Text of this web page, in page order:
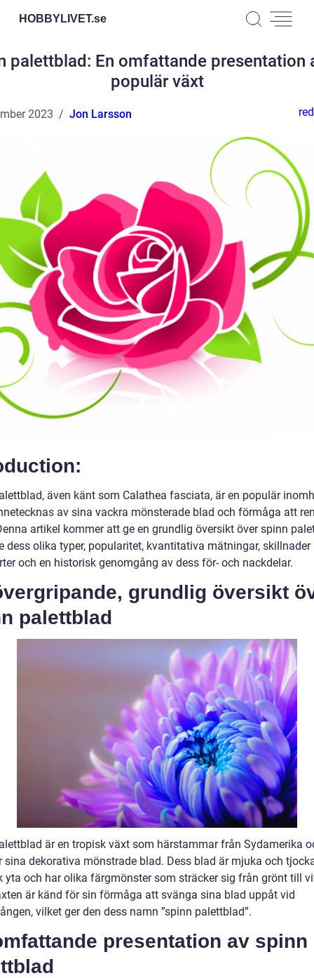
HOBBYLIVET.se
palettblad: En omfattande presentation
populär växt
2023 Jon Larsson
även känt som Calathea fasciata, är en populär
av sina vackra mönsterade blad och förmåga att
artikel kommer att ge en grundlig översikt över spinn
dess olika typer, popularitet, kvantitativa mätningar, skillnader
och en historisk genomgång av dess för- och nackdelar.
grundlig översikt
palettblad
är en tropisk växt som härstammar från Sydamerika
sina dekorativa mönstrade blad. Dess blad är mjuka och
yta och har olika färgmönster som sträcker sig från grönt till
är känd för sin förmåga att svänga sina blad uppåt vid
vilket ger den dess namn ”spinn palettblad”.
presentation av spinn